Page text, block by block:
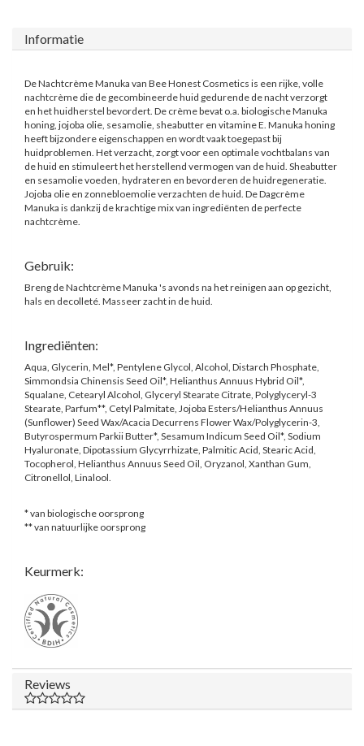
Informatie
De Nachtcrème Manuka van Bee Honest Cosmetics is een rijke, volle
nachtcrème die de gecombineerde huid gedurende de nacht verzorgt
en het huidherstel bevordert. De crème bevat o.a. biologische Manuka
honing, jojoba olie, sesamolie, sheabutter en vitamine E. Manuka honing
heeft bijzondere eigenschappen en wordt vaak toegepast bij
huidproblemen. Het verzacht, zorgt voor een optimale vochtbalans van
de huid en stimuleert het herstellend vermogen van de huid. Sheabutter
en sesamolie voeden, hydrateren en bevorderen de huidregeneratie.
Jojoba olie en zonnebloemolie verzachten de huid. De Dagcrème
Manuka is dankzij de krachtige mix van ingrediënten de perfecte
nachtcrème.
Gebruik:
Breng de Nachtcrème Manuka 's avonds na het reinigen aan op gezicht,
hals en decolleté. Masseer zacht in de huid.
Ingrediënten:
Aqua, Glycerin, Mel*, Pentylene Glycol, Alcohol, Distarch Phosphate,
Simmondsia Chinensis Seed Oil*, Helianthus Annuus Hybrid Oil*,
Squalane, Cetearyl Alcohol, Glyceryl Stearate Citrate, Polyglyceryl-3
Stearate, Parfum**, Cetyl Palmitate, Jojoba Esters/Helianthus Annuus
(Sunflower) Seed Wax/Acacia Decurrens Flower Wax/Polyglycerin-3,
Butyrospermum Parkii Butter*, Sesamum Indicum Seed Oil*, Sodium
Hyaluronate, Dipotassium Glycyrrhizate, Palmitic Acid, Stearic Acid,
Tocopherol, Helianthus Annuus Seed Oil, Oryzanol, Xanthan Gum,
Citronellol, Linalool.
* van biologische oorsprong
** van natuurlijke oorsprong
Keurmerk:
Reviews